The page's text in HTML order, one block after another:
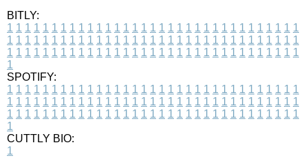
BITLY:
1 1 1 1 1 1 1 1 1 1 1 1 1 1 1 1 1 1 1 1 1 1 1 1 1 1 1 1 1 1 1 1 1
1 1 1 1 1 1 1 1 1 1 1 1 1 1 1 1 1 1 1 1 1 1 1 1 1 1 1 1 1 1 1 1 1
1 1 1 1 1 1 1 1 1 1 1 1 1 1 1 1 1 1 1 1 1 1 1 1 1 1 1 1 1 1 1 1 1
1
SPOTIFY:
1 1 1 1 1 1 1 1 1 1 1 1 1 1 1 1 1 1 1 1 1 1 1 1 1 1 1 1 1 1 1 1 1
1 1 1 1 1 1 1 1 1 1 1 1 1 1 1 1 1 1 1 1 1 1 1 1 1 1 1 1 1 1 1 1 1
1 1 1 1 1 1 1 1 1 1 1 1 1 1 1 1 1 1 1 1 1 1 1 1 1 1 1 1 1 1 1 1 1
1
CUTTLY BIO:
1